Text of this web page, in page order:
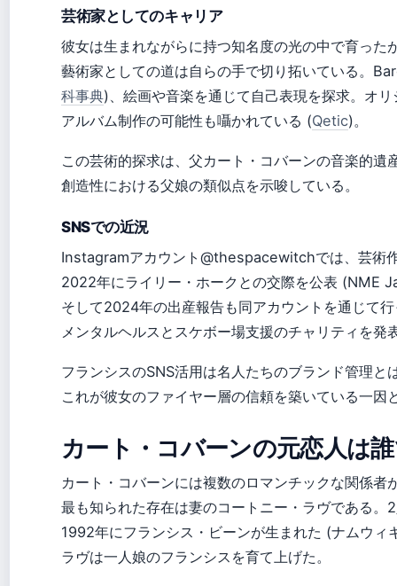
芸術家としてのキャリア
彼女は生まれながらに持つ知名度の光の中で育った
藝術家としての道は自らの手で切り拓いている。
科事典)、絵画や音楽を通じて自己表現を探求。オ
アルバム制作の可能性も囁かれている (Qetic)。
この芸術的探求は、父カート・コバーンの音楽的遺
創造性における父娘の類似点を示唆している。
SNSでの近況
Instagramアカウント@thespacewitchでは、芸術
2022年にライリー・ホークとの交際を公表 (NME
そして2024年の出産報告も同アカウントを通じて
メンタルヘルスとスケボー場支援のチャリティを発
フランシスのSNS活用は名人たちのブランド管理と
これが彼女のファイヤー層の信頼を築いている一因
カート・コバーンの元恋人は
カート・コバーンには複数のロマンチックな関係者
最も知られた存在は妻のコートニー・ラヴである。
1992年にフランシス・ビーンが生まれた (ナムウィ
ラヴは一人娘のフランシスを育て上げた。